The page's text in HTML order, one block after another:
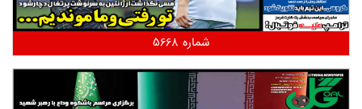
شماره 5668